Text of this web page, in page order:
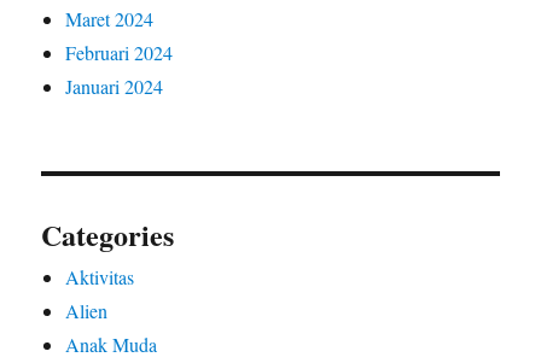
Maret 2024
Februari 2024
Januari 2024
Categories
Aktivitas
Alien
Anak Muda